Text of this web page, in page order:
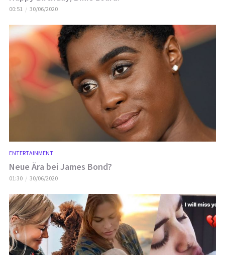
00:51 30/06/2020
ENTERTAINMENT
Neue Ära bei James Bond?
01:30 30/06/2020